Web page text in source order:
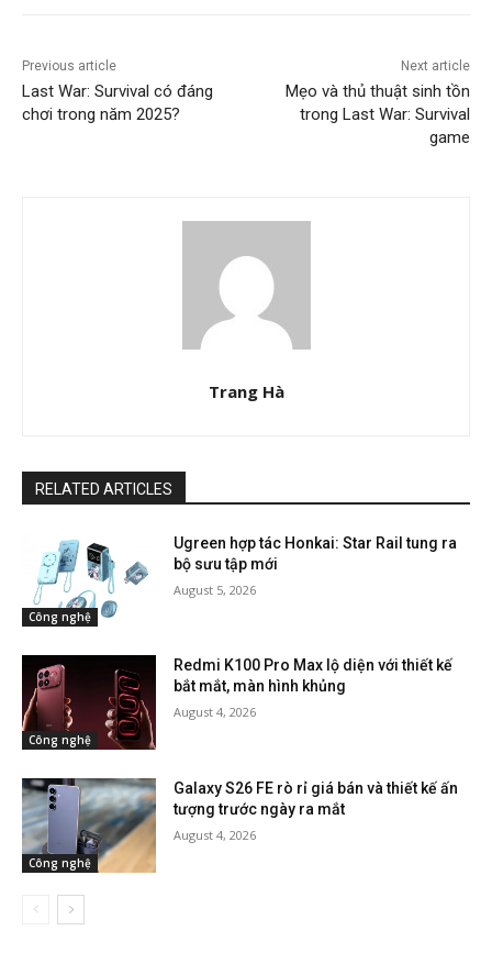
Previous article
Last War: Survival có đáng
chơi trong năm 2025?
Next article
Mẹo và thủ thuật sinh tồn
trong Last War: Survival
game
Trang Hà
RELATED ARTICLES
Công nghệ
Ugreen hợp tác Honkai: Star Rail tung ra
bộ sưu tập mới
August 5, 2026
Công nghệ
Redmi K100 Pro Max lộ diện với thiết kế
bắt mắt, màn hình khủng
August 4, 2026
Công nghệ
Galaxy S26 FE rò rỉ giá bán và thiết kế ấn
tượng trước ngày ra mắt
August 4, 2026